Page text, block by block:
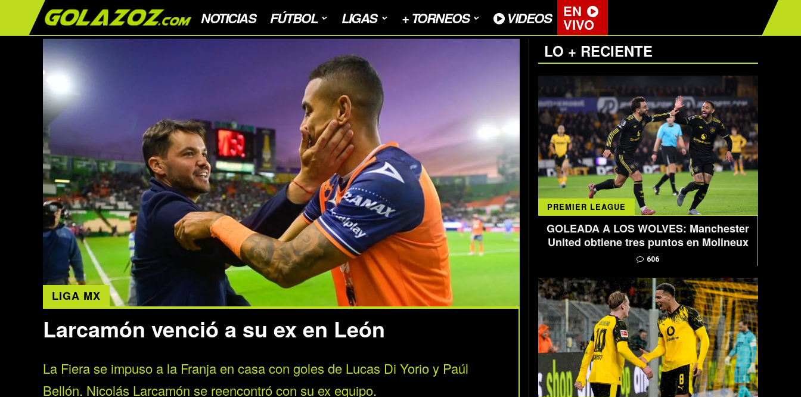
NOTICIAS FÚTBOL LIGAS + TORNEOS VIDEOS EN
VIVO
LIGA MX
Larcamón venció a su ex en León
La Fiera se impuso a la Franja en casa con goles de Lucas Di Yorio y Paúl
Bellón. Nicolás Larcamón se reencontró con su ex equipo.
LO + RECIENTE
PREMIER LEAGUE
GOLEADA A LOS WOLVES: Manchester
United obtiene tres puntos en Molineux
606